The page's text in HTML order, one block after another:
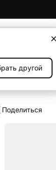
другой
PlayStation
Plus
Поделиться